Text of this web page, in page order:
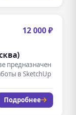
12 000 ₽
предназначен
в SketchUp
Подробнее